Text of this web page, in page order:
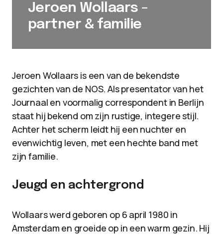
Jeroen Wollaars –
partner & familie
Jeroen Wollaars is een van de bekendste
gezichten van de NOS. Als presentator van het
Journaal en voormalig correspondent in Berlijn
staat hij bekend om zijn rustige, integere stijl.
Achter het scherm leidt hij een nuchter en
evenwichtig leven, met een hechte band met
zijn familie.
Jeugd en achtergrond
Wollaars werd geboren op 6 april 1980 in
Amsterdam en groeide op in een warm gezin. Hij